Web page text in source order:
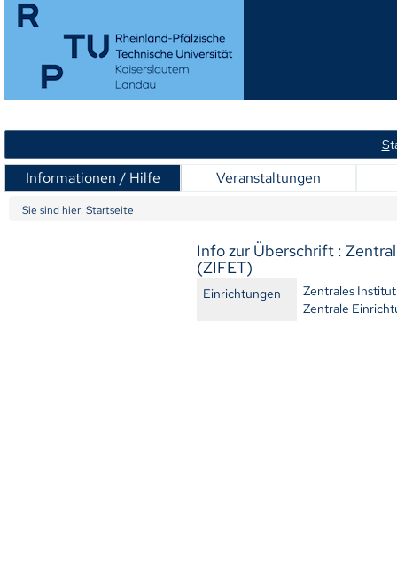
S
Informationen / Hilfe Veranstaltungen
Sie sind hier: Startseite
Info zur Überschrift :
(ZIFET)
Einrichtungen
Zentrales
Zentrale